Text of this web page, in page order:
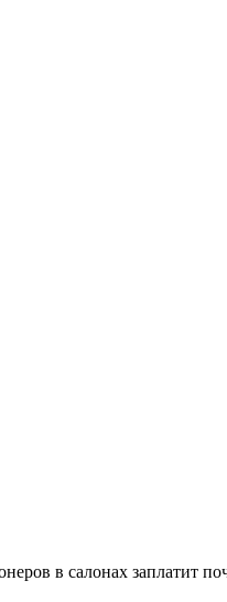
в салонах заплатит